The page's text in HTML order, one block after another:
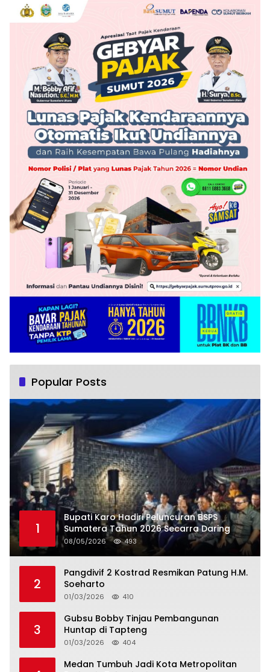
Popular Posts
1
Bupati Karo Hadiri Peluncuran BSPS
Sumatera Tahun 2026 Secarra Daring
08/05/2026 493
2
Pangdivif 2 Kostrad Resmikan Patung H.M.
Soeharto
01/03/2026 410
3
Gubsu Bobby Tinjau Pembangunan
Huntap di Tapteng
01/03/2026 404
Medan Tumbuh Jadi Kota Metropolitan